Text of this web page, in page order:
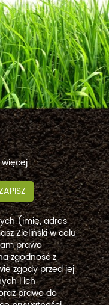
(imię, adres
Zieliński w celu
prawo
zgodność z
zgody przed jej
i ich
prawo do